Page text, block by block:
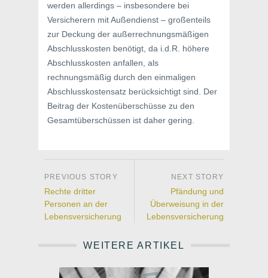
werden allerdings – insbesondere bei
Versicherern mit Außendienst – großenteils
zur Deckung der außerrechnungsmäßigen
Abschlusskosten benötigt, da i.d.R. höhere
Abschlusskosten anfallen, als
rechnungsmäßig durch den einmaligen
Abschlusskostensatz berücksichtigt sind. Der
Beitrag der Kostenüberschüsse zu den
Gesamtüberschüssen ist daher gering.
Rechte dritter
Personen an der
Lebensversicherung
Pfändung und
Überweisung in der
Lebensversicherung
WEITERE ARTIKEL